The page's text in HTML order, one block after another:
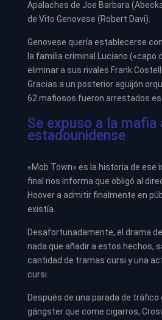
Apalaches de Joe Barbara
de Vito Genovese (Robert Davi).
Genovese quería establecerse
la familia criminal Luciano («capo
eliminar a sus rivales Frank
Gracias a un posterior aguijón
62 mafiosos fueron arrestados
Se expuso a la mafia
estadounidense
«Mob Town» es la historia de ese
final nos informa que obligó al
Hoover a admitir finalmente en
existía.
Desafortunadamente, el drama
nada que añadir a estos hechos,
cantidad de tramas cursi y una
cursi.
Después de una parada de tráfico
gángster que come cigarros,